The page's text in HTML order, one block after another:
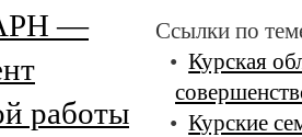
Ссылки по
Курская
Курские
—
работы